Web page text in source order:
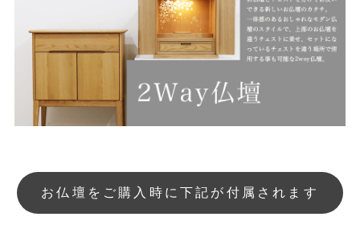
お仏壇をご購入時に下記が付属されます